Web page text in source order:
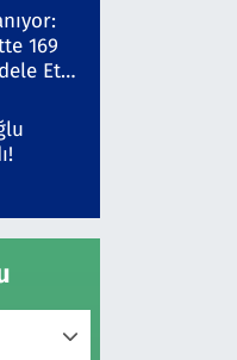
169
Etti!